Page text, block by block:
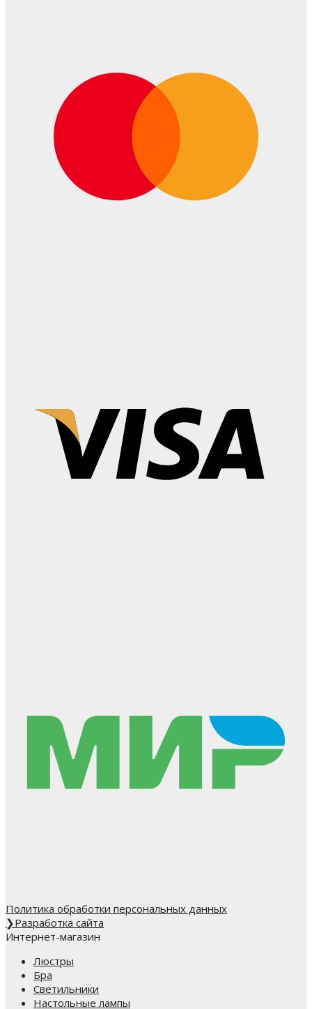
Политика обработки персональных данных
❯Разработка сайта
Интернет-магазин
Люстры
Бра
Светильники
Настольные лампы